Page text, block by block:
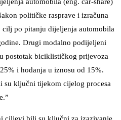
automobila (eng. car-share)
političke rasprave i izračuna
po pitanju dijeljenja automobila
Drugi modalno podijeljeni
postotak biciklističkog prijevoza
i hodanja u iznosu od 15%.
ključni tijekom cijelog procesa